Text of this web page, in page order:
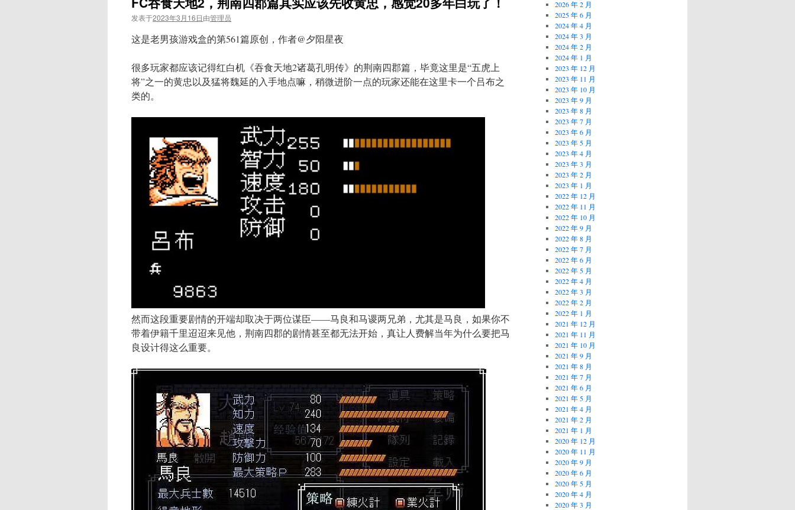
发表于2023年3月16日由管理员
这是老男孩游戏盒的第561篇原创，作者@夕阳星夜
很多玩家都应该记得红白机《吞食天地2诸葛孔明传》的荆南四郡篇，毕竟这里是“五虎上
将”之一的黄忠以及猛将魏延的入手地点嘛，稍微进阶一点的玩家还能在这里卡一个吕布之
类的。
然而这段重要剧情的开端却取决于两位谋臣——马良和马谡两兄弟，尤其是马良，如果你不
带着伊籍千里迢迢来见他，荆南四郡的剧情甚至都无法开始，真让人费解当年为什么要把马
良设计得这么重要。
2026 年 2 月
2025 年 6 月
2024 年 4 月
2024 年 3 月
2024 年 2 月
2024 年 1 月
2023 年 12 月
2023 年 11 月
2023 年 10 月
2023 年 9 月
2023 年 8 月
2023 年 7 月
2023 年 6 月
2023 年 5 月
2023 年 4 月
2023 年 3 月
2023 年 2 月
2023 年 1 月
2022 年 12 月
2022 年 11 月
2022 年 10 月
2022 年 9 月
2022 年 8 月
2022 年 7 月
2022 年 6 月
2022 年 5 月
2022 年 4 月
2022 年 3 月
2022 年 2 月
2022 年 1 月
2021 年 12 月
2021 年 11 月
2021 年 10 月
2021 年 9 月
2021 年 8 月
2021 年 7 月
2021 年 6 月
2021 年 5 月
2021 年 4 月
2021 年 2 月
2021 年 1 月
2020 年 12 月
2020 年 11 月
2020 年 9 月
2020 年 6 月
2020 年 5 月
2020 年 4 月
2020 年 3 月